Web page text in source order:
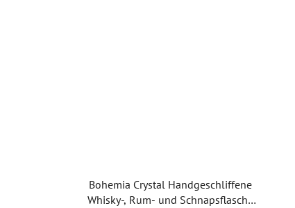
Bohemia Crystal Handgeschliffene
Whisky-, Rum- und Schnapsflasche